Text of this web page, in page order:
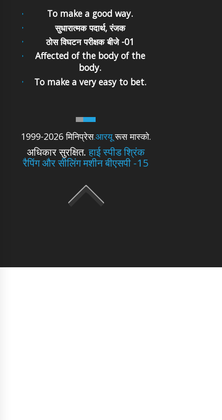
1999-2026 मिनिप्रेस.आरयूरूस मास्को.
अधिकार सुरक्षित.हाई स्पीड श्रिंक
रैपिंग और सीलिंग मशीन बीएसपी -15
To make a good way.
सुधारात्मक पदार्थ, रंजक
ठोस विघटन परीक्षक बीजे -01
Affected of the body of the
body.
To make a very easy to bet.